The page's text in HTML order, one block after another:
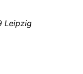
Leipzig